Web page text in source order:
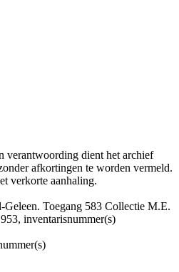
verantwoording dient het archief
afkortingen te worden vermeld.
verkorte aanhaling.
Toegang 583 Collectie M.E.
inventarisnummer(s)